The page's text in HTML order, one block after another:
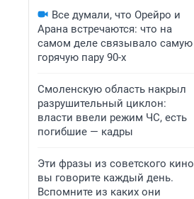
Все думали, что Орейро и
Арана встречаются: что на
самом деле связывало самую
горячую пару 90-х
Смоленскую область накрыл
разрушительный циклон:
власти ввели режим ЧС, есть
погибшие — кадры
Эти фразы из советского кино
вы говорите каждый день.
Вспомните из каких они